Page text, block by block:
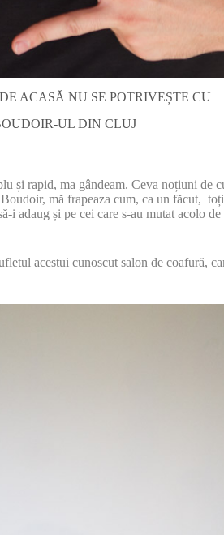
ACASĂ NU SE POTRIVEȘTE CU
UL DIN CLUJ
rapid, ma gândeam. Ceva noțiuni de
mă frapeaza cum, ca un făcut,
adaug și pe cei care s-au mutat acolo
acestui cunoscut salon de coafură,